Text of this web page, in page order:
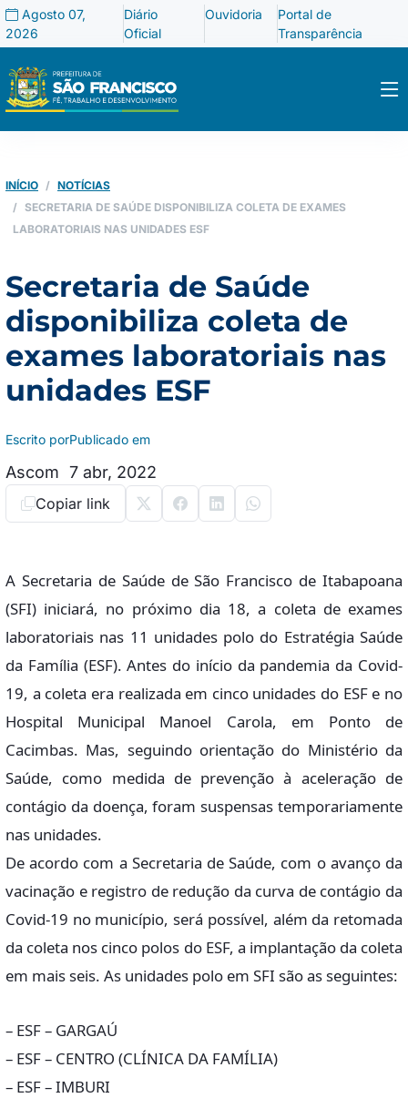
Agosto 07,
2026
Diário
Oficial
Ouvidoria
Portal de
Transparência
INÍCIO
NOTÍCIAS
SECRETARIA DE SAÚDE DISPONIBILIZA COLETA DE EXAMES
LABORATORIAIS NAS UNIDADES ESF
Secretaria de Saúde
disponibiliza coleta de
exames laboratoriais nas
unidades ESF
Escrito por
Ascom
Publicado em
7 abr, 2022
Copiar link
A Secretaria de Saúde de São Francisco de Itabapoana
(SFI) iniciará, no próximo dia 18, a coleta de exames
laboratoriais nas 11 unidades polo do Estratégia Saúde
da Família (ESF). Antes do início da pandemia da Covid-
19, a coleta era realizada em cinco unidades do ESF e no
Hospital Municipal Manoel Carola, em Ponto de
Cacimbas. Mas, seguindo orientação do Ministério da
Saúde, como medida de prevenção à aceleração de
contágio da doença, foram suspensas temporariamente
nas unidades.
De acordo com a Secretaria de Saúde, com o avanço da
vacinação e registro de redução da curva de contágio da
Covid-19 no município, será possível, além da retomada
da coleta nos cinco polos do ESF, a implantação da coleta
em mais seis. As unidades polo em SFI são as seguintes:
– ESF – GARGAÚ
– ESF – CENTRO (CLÍNICA DA FAMÍLIA)
– ESF – IMBURI